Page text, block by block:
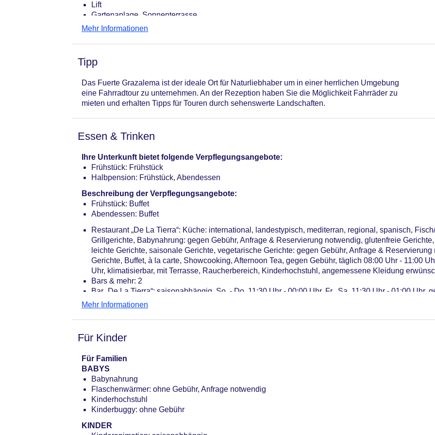
Lift
Gartenanlage, Sonnenterrasse
Pool: saisonabhängig; wetterabhängig, ohne Gebühr, Outdoor, Süßwasser, Liegen: ohne Gebühr,
Badetücher: gegen Kaution
Wäscheservice: gegen Gebühr, Fremdanbieter
Haustier: Hund erlaubt: gegen Gebühr, Anfrage & Reservierung notwendig, Gewicht bis max. 15 kg
Parkmöglichkeiten: Parkplatz (nach Verfügbarkeit), unbewacht: ohne Gebühr, Anfrage &
Tagungseinrichtungen: Konferenzräume: 2, klimatisierte Tagungsräume, Tagungsequipment: gegen
Gebäudeanzahl: 1, Etagen: 4, Zimmer: 77
Mehr Informationen
Tipp
Das Fuerte Grazalema ist der ideale Ort für Naturliebhaber um in einer herrlichen Umgebung
eine Fahrradtour zu unternehmen. An der Rezeption haben Sie die Möglichkeit Fahrräder zu
mieten und erhalten Tipps für Touren durch sehenswerte Landschaften.
Essen & Trinken
Ihre Unterkunft bietet folgende Verpflegungsangebote:
Frühstück: Frühstück
Halbpension: Frühstück, Abendessen
Beschreibung der Verpflegungsangebote:
Frühstück: Buffet
Abendessen: Buffet
Restaurant „De La Tierra“: Küche: international, landestypisch, mediterran, regional, spanisch,
Grillgerichte, Babynahrung: gegen Gebühr, Anfrage & Reservierung notwendig, glutenfreie
leichte Gerichte, saisonale Gerichte, vegetarische Gerichte: gegen Gebühr, Anfrage &
Gerichte, Buffet, à la carte, Showcooking, Afternoon Tea, gegen Gebühr, täglich 08:00 Uhr - 11:00
Uhr, klimatisierbar, mit Terrasse, Raucherbereich, Kinderhochstuhl, angemessene Kleidung
Bars & mehr: 2
Bar „De La Tierra“: saisonabhängig, So. - Do. 11:30 Uhr - 00:00 Uhr, Fr., Sa. 11:30 Uhr - 01:00 Uhr,
Poolbar Outdoor „Endrino“: Juni - August, Mo. - So. 11:30 Uhr - 20:30 Uhr, gegen Gebühr
Mehr Informationen
Für Kinder
Für Familien
BABYS
Babynahrung
Flaschenwärmer: ohne Gebühr, Anfrage notwendig
Kinderhochstuhl
Kinderbuggy: ohne Gebühr
KINDER